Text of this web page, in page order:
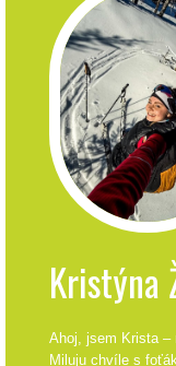
Kristýna
Ahoj, jsem Krista –
Miluju chvíle s